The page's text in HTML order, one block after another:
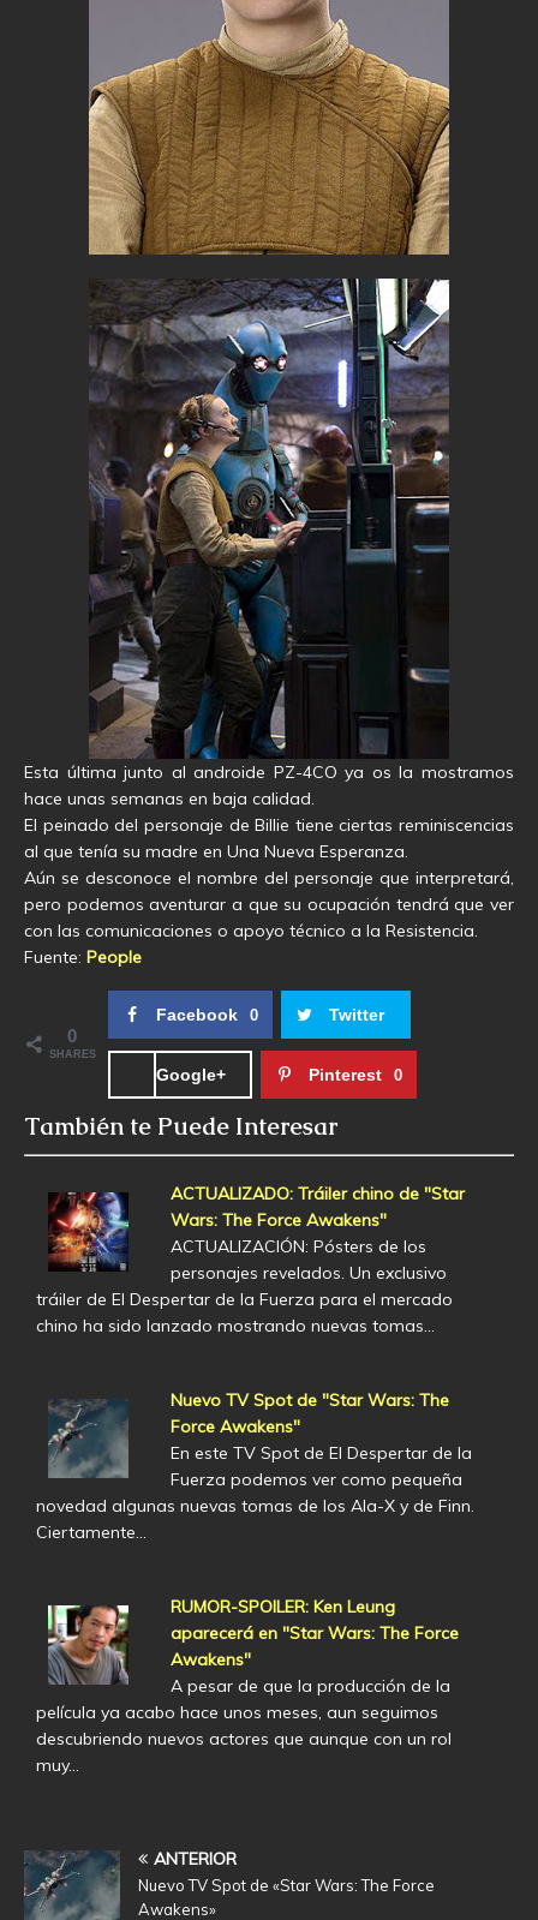
Esta última junto al androide PZ-4CO ya os la mostramos
hace unas semanas en baja calidad.
El peinado del personaje de Billie tiene ciertas reminiscencias
al que tenía su madre en Una Nueva Esperanza.
Aún se desconoce el nombre del personaje que interpretará,
pero podemos aventurar a que su ocupación tendrá que ver
con las comunicaciones o apoyo técnico a la Resistencia.
Fuente: People
0
SHARES
Facebook 0 Twitter
Google+ Pinterest 0
También te Puede Interesar
ACTUALIZADO: Tráiler chino de "Star
Wars: The Force Awakens"
ACTUALIZACIÓN: Pósters de los
personajes revelados. Un exclusivo
tráiler de El Despertar de la Fuerza para el mercado
chino ha sido lanzado mostrando nuevas tomas…
Nuevo TV Spot de "Star Wars: The
Force Awakens"
En este TV Spot de El Despertar de la
Fuerza podemos ver como pequeña
novedad algunas nuevas tomas de los Ala-X y de Finn.
Ciertamente…
RUMOR-SPOILER: Ken Leung
aparecerá en "Star Wars: The Force
Awakens"
A pesar de que la producción de la
película ya acabo hace unos meses, aun seguimos
descubriendo nuevos actores que aunque con un rol
muy…
ANTERIOR
Nuevo TV Spot de «Star Wars: The Force
Awakens»